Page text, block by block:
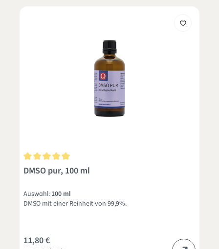
Durchschnittliche Bewertung von 5 von 5 Sternen
DMSO pur, 100 ml
Auswahl: 100 ml
DMSO mit einer Reinheit von 99,9%.
11,80 €